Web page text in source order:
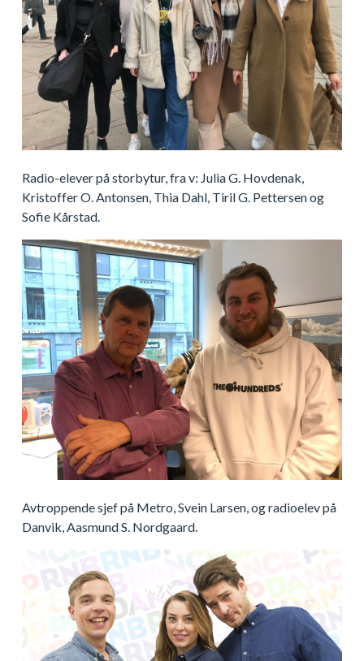
Radio-elever på storbytur, fra v: Julia G. Hovdenak,
Kristoffer O. Antonsen, Thia Dahl, Tiril G. Pettersen og
Sofie Kårstad.
Avtroppende sjef på Metro, Svein Larsen, og radioelev på
Danvik, Aasmund S. Nordgaard.